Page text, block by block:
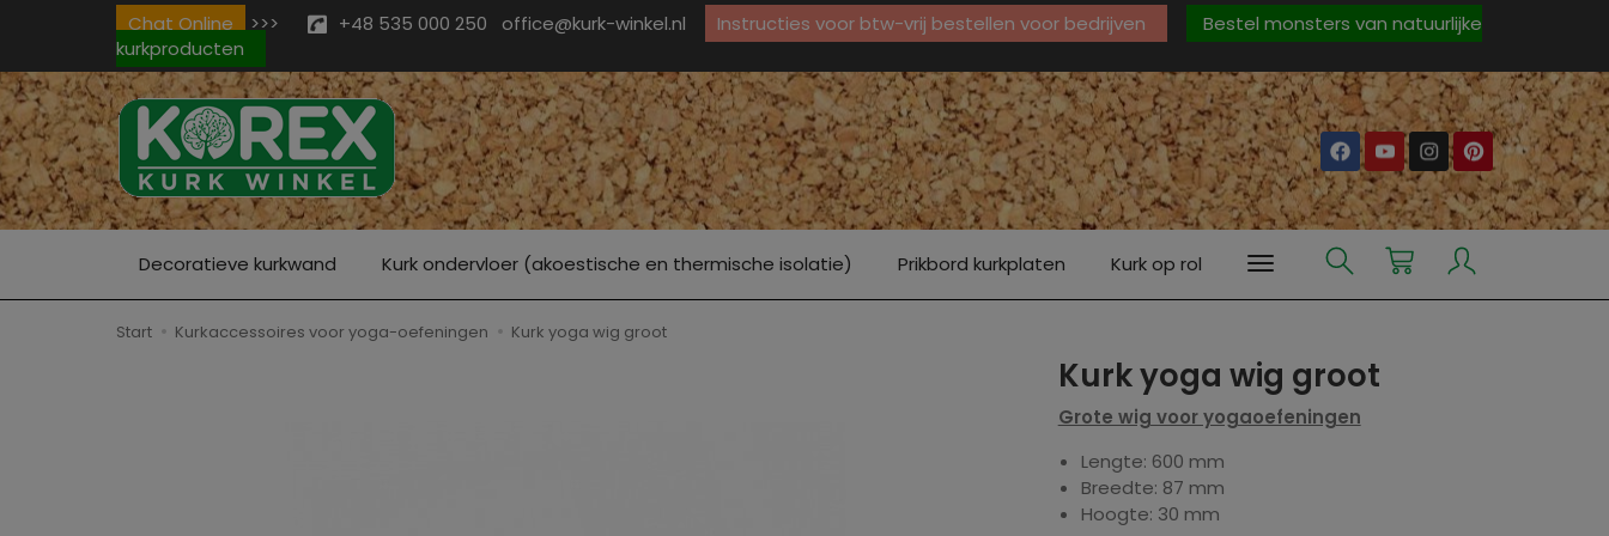
Chat Online >>> +48 535 000 250 office@kurk-winkel.nl Instructies voor btw-vrij bestellen voor bedrijven
Bestel monsters van natuurlijke
kurkproducten
Decoratieve kurkwand Kurk ondervloer (akoestische en thermische isolatie) Prikbord kurkplaten Kurk op rol
Start Kurkaccessoires voor yoga-oefeningen Kurk yoga wig groot
Kurk yoga wig groot
Grote wig voor yogaoefeningen
Lengte: 600 mm
Breedte: 87 mm
Hoogte: 30 mm